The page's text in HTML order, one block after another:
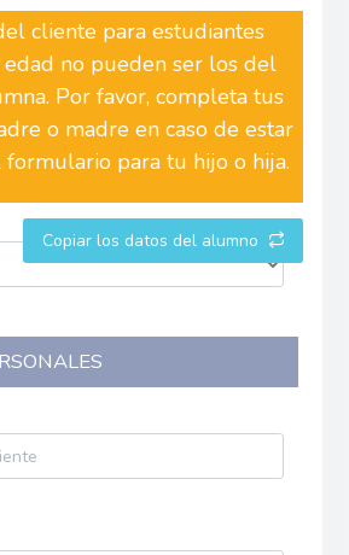
cliente para estudiantes
no pueden ser los del
Por favor, completa tus
o madre en caso de estar
para tu hijo o hija.